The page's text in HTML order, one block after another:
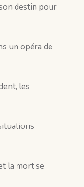
destin pour
un opéra de
les
la mort se